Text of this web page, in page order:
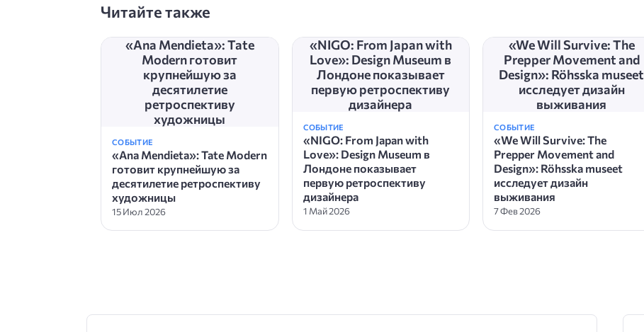
Читайте также
«Ana Mendieta»: Tate
Modern готовит
крупнейшую за
десятилетие
ретроспективу
художницы
СОБЫТИЕ
«Ana Mendieta»: Tate Modern
готовит крупнейшую за
десятилетие ретроспективу
художницы
15 Июл 2026
«NIGO: From Japan with
Love»: Design Museum в
Лондоне показывает
первую ретроспективу
дизайнера
СОБЫТИЕ
«NIGO: From Japan with
Love»: Design Museum в
Лондоне показывает
первую ретроспективу
дизайнера
1 Май 2026
«We Will Survive: The
Prepper Movement and
Design»: Röhsska museet
исследует дизайн
выживания
СОБЫТИЕ
«We Will Survive: The
Prepper Movement and
Design»: Röhsska museet
исследует дизайн
выживания
7 Фев 2026